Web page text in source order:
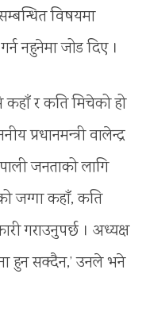
सम्बन्धित विषयमा
नहुनेमा जोड दिए ।
र कति मिचेको हो
प्रधानमन्त्री वालेन्द्र
जनताको लागि
जग्गा कहाँ, कति
गराउनुपर्छ । अध्यक्ष
हुन सक्दैन,’ उनले भने